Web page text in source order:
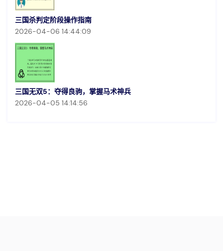
三国杀判定阶段操作指南
2026-04-06 14:44:09
三国无双5：夺得良驹，掌握马术神兵
2026-04-05 14:14:56